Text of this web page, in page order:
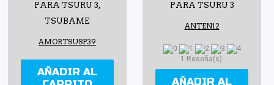
PARA TSURU 3,
TSUBAME
AMORTSUSP39
AÑADIR AL
PARA TSURU 3
ANTEN12
1 Reseña(s)
AÑADIR AL